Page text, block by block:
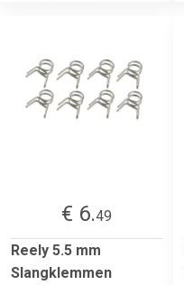
€ 6.49
Reely 5.5 mm
Slangklemmen